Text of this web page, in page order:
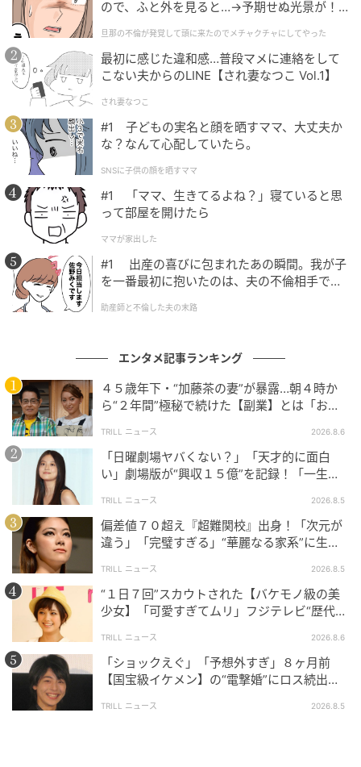
（画像提供＝Netflix）『鉄槌教師』
ドラマ公開後は、原作の問題視された要素をうまく整
して大きな反響を呼んでいる。
もちろん、「過度な体罰や統制を連想させる」といっ
た批判や、一部シーンに対する賛否の声は依然として
存在する。しかし、それ以上に作品への関心の高さが
際立っている状況だ。
『鉄槌教師』でグローバルな存在感を示したキム・ム
ヨル。フォロワー数の急増と世界的な注目を追い風
に、今後の活躍にも期待が集まっている。
（記事提供＝OSEN）
元記事で読む
次の記事
K-POPは認められたのか、“排除”されたの
か グラミー賞「アジアポップ部門」新設に
ので、ふと外を見ると…→予期せぬ光景が！
クチャにしてやった
旦那の不倫が発覚して頭に来たのでメチャクチャにしてやった
最初に感じた違和感…普段マメに連絡をして
こない夫からのLINE【され妻なつこ Vol.1】
され妻なつこ
#1 子どもの実名と顔を晒すママ、大丈夫か
な？なんて心配していたら。
SNSに子供の顔を晒すママ
#1 「ママ、生きてるよね？」寝ていると思
って部屋を開けたら
ママが家出した
#1 出産の喜びに包まれたあの瞬間。我が子
を一番最初に抱いたのは、夫の不倫相手でし
助産師と不倫した夫の末路
エンタメ記事ランキング
４５歳年下・“加藤茶の妻”が暴露…朝４時か
ら“２年間”極秘で続けた【副業】とは「お金
TRILL ニュース 2026.8.6
「日曜劇場ヤバくない？」「天才的に面白
い」劇場版が“興収１５億”を記録！「一生言
TRILL ニュース 2026.8.5
偏差値７０超え『超難関校』出身！「次元が
違う」「完璧すぎる」“華麗なる家系”に生ま
TRILL ニュース 2026.8.5
“１日７回”スカウトされた【バケモノ級の美
少女】「可愛すぎてムリ」フジテレビ“歴代N
TRILL ニュース 2026.8.6
「ショックえぐ」「予想外すぎ」８ヶ月前
【国宝級イケメン】の“電撃婚”にロス続出！
TRILL ニュース 2026.8.5